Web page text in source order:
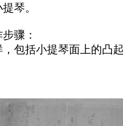
琴。
骤：
包括小提琴面上的凸